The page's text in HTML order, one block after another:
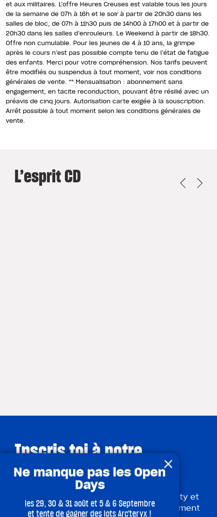
et aux militaires. L’offre Heures Creuses est valable tous les jours
de la semaine de 07h à 16h et le soir à partir de 20h30 dans les
salles de bloc, de 07h à 11h30 puis de 14h00 à 17h00 et à partir de
20h30 dans les salles d’enrouleurs. Le Weekend à partir de 18h30.
Offre non cumulable. Pour les jeunes de 4 à 10 ans, la grimpe
après le cours n’est pas possible compte tenu de l’état de fatigue
des enfants. Merci pour votre compréhension. Nos tarifs peuvent
être modifiés ou suspendus à tout moment, voir nos conditions
générales de vente. ** Mensualisation : abonnement sans
engagement, en tacite reconduction, pouvant être résilié avec un
préavis de cinq jours. Autorisation carte exigée à la souscription.
Arrêt possible à tout moment selon les conditions générales de
vente.